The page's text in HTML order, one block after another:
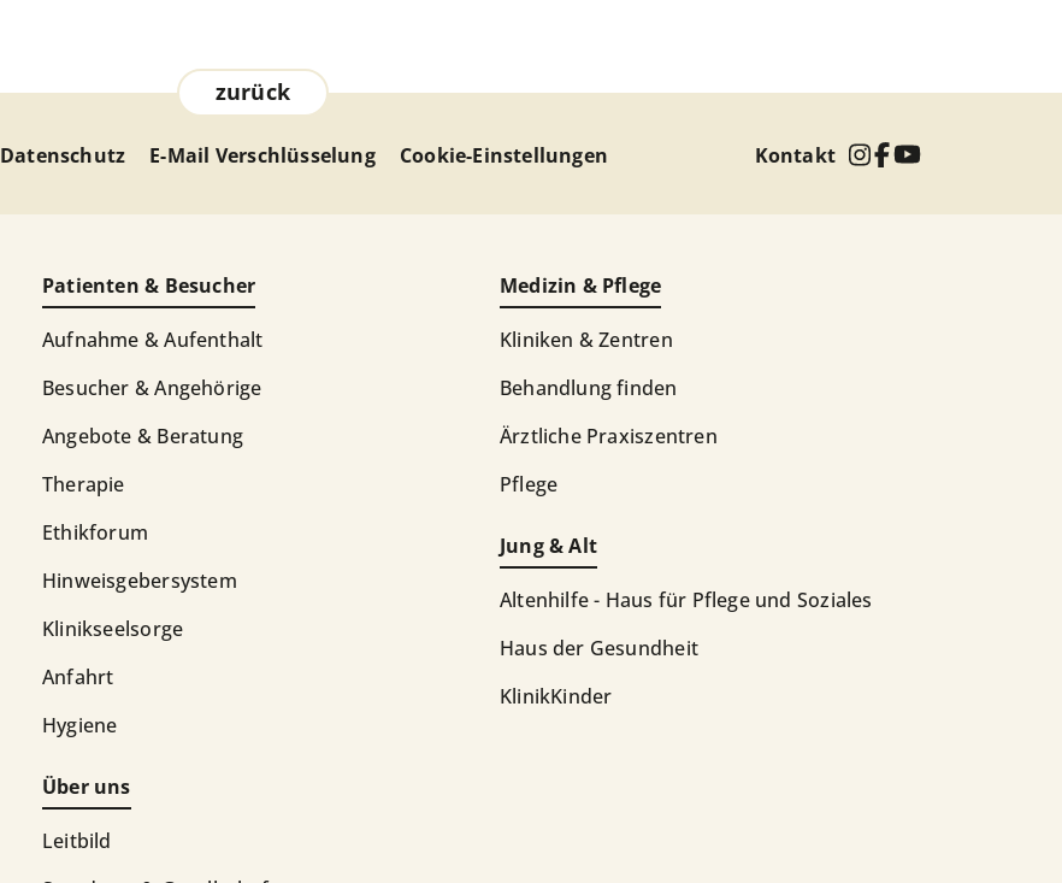
zurück
Datenschutz E-Mail Verschlüsselung Cookie-Einstellungen Kontakt
Patienten & Besucher
Aufnahme & Aufenthalt
Besucher & Angehörige
Angebote & Beratung
Therapie
Ethikforum
Hinweisgebersystem
Klinikseelsorge
Anfahrt
Hygiene
Medizin & Pflege
Kliniken & Zentren
Behandlung finden
Ärztliche Praxiszentren
Pflege
Jung & Alt
Altenhilfe - Haus für Pflege und Soziales
Haus der Gesundheit
KlinikKinder
Über uns
Leitbild